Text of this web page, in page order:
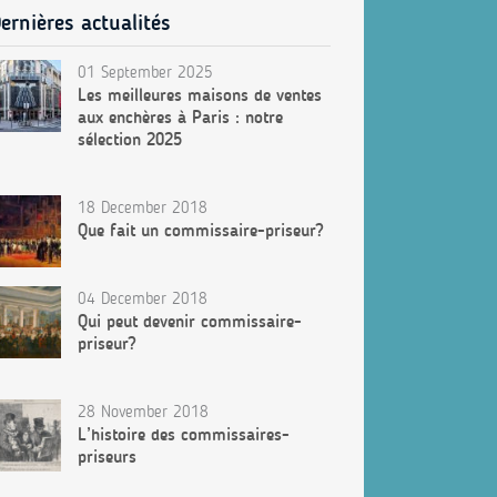
actualités
01 September 2025
Les meilleures maisons de ventes
aux enchères à Paris : notre
sélection 2025
18 December 2018
Que fait un commissaire-priseur?
04 December 2018
Qui peut devenir commissaire-
priseur?
28 November 2018
L’histoire des commissaires-
priseurs